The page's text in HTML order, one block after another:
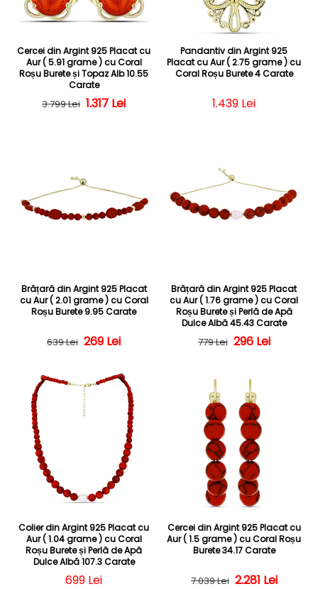
Cercei din Argint 925 Placat cu
Aur ( 5.91 grame ) cu Coral
Roșu Burete și Topaz Alb 10.55
Carate
Preț obișnuit
3.799 Lei Preț redus
1.317 Lei
Pandantiv din Argint 925
Placat cu Aur ( 2.75 grame ) cu
Coral Roșu Burete 4 Carate
Preț obișnuit
1.439 Lei
Brățară din Argint 925 Placat
cu Aur ( 2.01 grame ) cu Coral
Roșu Burete 9.95 Carate
Preț obișnuit
639 Lei Preț redus
269 Lei
Brățară din Argint 925 Placat
cu Aur ( 1.76 grame ) cu Coral
Roșu Burete și Perlă de Apă
Dulce Albă 45.43 Carate
Preț obișnuit
779 Lei Preț redus
296 Lei
Colier din Argint 925 Placat cu
Aur ( 1.04 grame ) cu Coral
Roșu Burete și Perlă de Apă
Dulce Albă 107.3 Carate
Preț obișnuit
699 Lei
Cercei din Argint 925 Placat cu
Aur ( 1.5 grame ) cu Coral Roșu
Burete 34.17 Carate
Preț obișnuit
7.039 Lei Preț redus
2.281 Lei